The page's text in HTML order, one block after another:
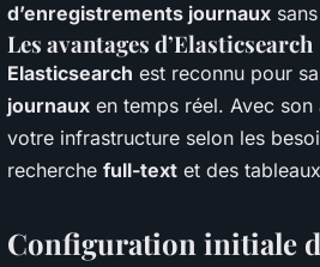
d’enregistrements journaux
Les avantages d’Elasticsearch
Elasticsearch est reconnu pour
journaux en temps réel. Avec
votre infrastructure selon les
recherche full-text et des
Configuration initiale